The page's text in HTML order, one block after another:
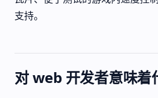
支持。
对 web 开发者意味着